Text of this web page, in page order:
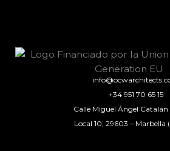
+34 951 70 65 15
Calle Miguel Ángel Catalán
Local 10, 29603 – Marbella